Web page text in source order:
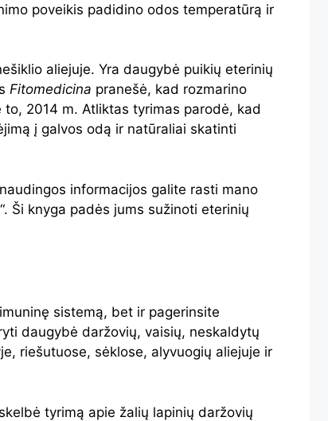
poveikis padidino odos temperatūrą ir
aliejuje. Yra daugybė puikių eterinių
Fitomedicina pranešė, kad rozmarino
to, 2014 m. Atliktas tyrimas parodė, kad
į galvos odą ir natūraliai skatinti
informacijos galite rasti mano
Ši knyga padės jums sužinoti eterinių
sistemą, bet ir pagerinsite
daugybė daržovių, vaisių, neskaldytų
riešutuose, sėklose, alyvuogių aliejuje ir
tyrimą apie žalių lapinių daržovių